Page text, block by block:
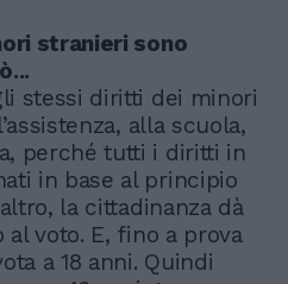
stranieri sono
stessi diritti dei minori
alla scuola,
perché tutti i diritti in
in base al principio
la cittadinanza dà
voto. E, fino a prova
a 18 anni. Quindi